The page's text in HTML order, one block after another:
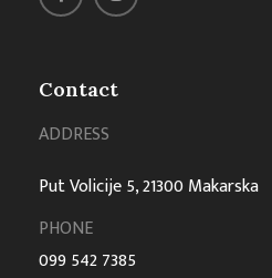
Contact
ADDRESS
Put Volicije 5, 21300 Makarska
PHONE
099 542 7385